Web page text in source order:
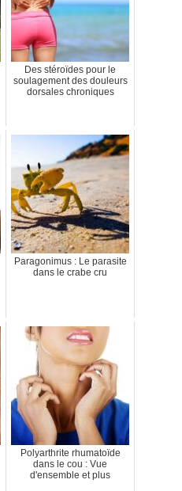
Des stéroïdes pour le
soulagement des douleurs
dorsales chroniques
Paragonimus : Le parasite
dans le crabe cru
Polyarthrite rhumatoïde
dans le cou : Vue
d'ensemble et plus